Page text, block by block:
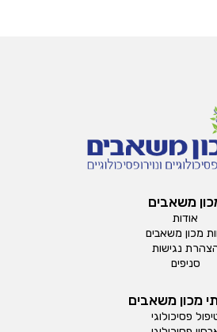
משאבים
אודות
מכון משאבים
נגישות
סניפים
מכון משאבים
פסיכולוגי